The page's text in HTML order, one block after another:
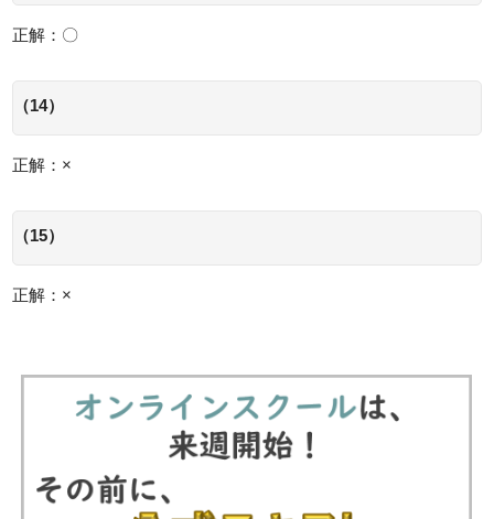
正解：〇
（14）
正解：×
（15）
正解：×